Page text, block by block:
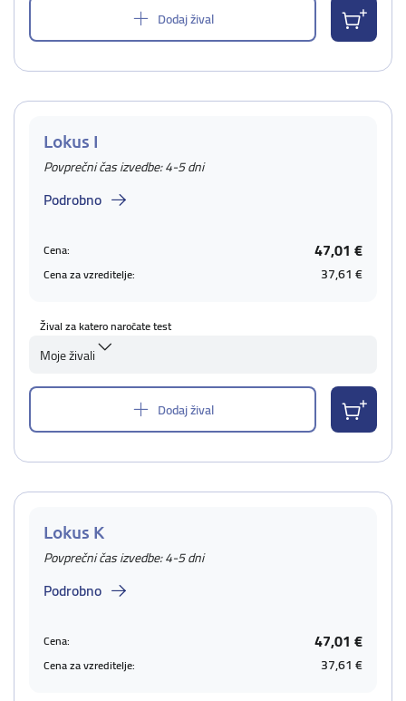
Dodaj žival
Lokus I
Povprečni čas izvedbe: 4-5 dni
Podrobno
Cena: 47,01 €
Cena za vzreditelje: 37,61 €
Žival za katero naročate test
Moje živali
Dodaj žival
Lokus K
Povprečni čas izvedbe: 4-5 dni
Podrobno
Cena: 47,01 €
Cena za vzreditelje: 37,61 €